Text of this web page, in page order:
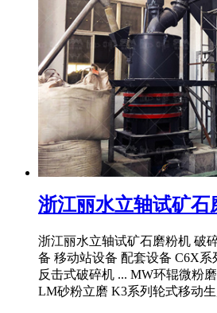
浙江丽水立轴试矿石
浙江丽水立轴试矿石磨粉机 破
备 移动站设备 配套设备 C6X系
反击式破碎机 ... MW环辊微粉
LM砂粉立磨 K3系列轮式移动